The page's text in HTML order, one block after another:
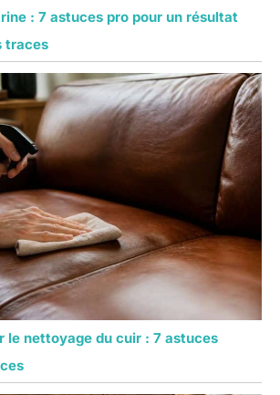
: 7 astuces pro pour un résultat
traces
le nettoyage du cuir : 7 astuces